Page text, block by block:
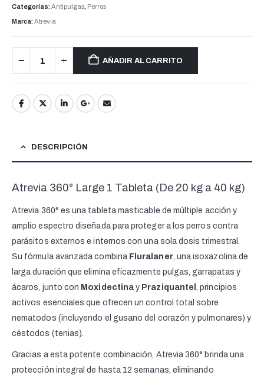
Categorías:Antipulgas, Perros
Marca:Atrevia
AÑADIR AL CARRITO
DESCRIPCIÓN
Atrevia 360° Large 1 Tableta (De 20 kg a 40 kg)
Atrevia 360° es una tableta masticable de múltiple acción y
amplio espectro diseñada para proteger a los perros contra
parásitos externos e internos con una sola dosis trimestral.
Su fórmula avanzada combina Fluralaner, una isoxazolina de
larga duración que elimina eficazmente pulgas, garrapatas y
ácaros, junto con Moxidectina y Praziquantel
, principios
activos esenciales que ofrecen un control total sobre
nematodos (incluyendo el gusano del corazón y pulmonares) y
céstodos (tenias).
Gracias a esta potente combinación, Atrevia 360° brinda una
protección integral de hasta 12 semanas, eliminando